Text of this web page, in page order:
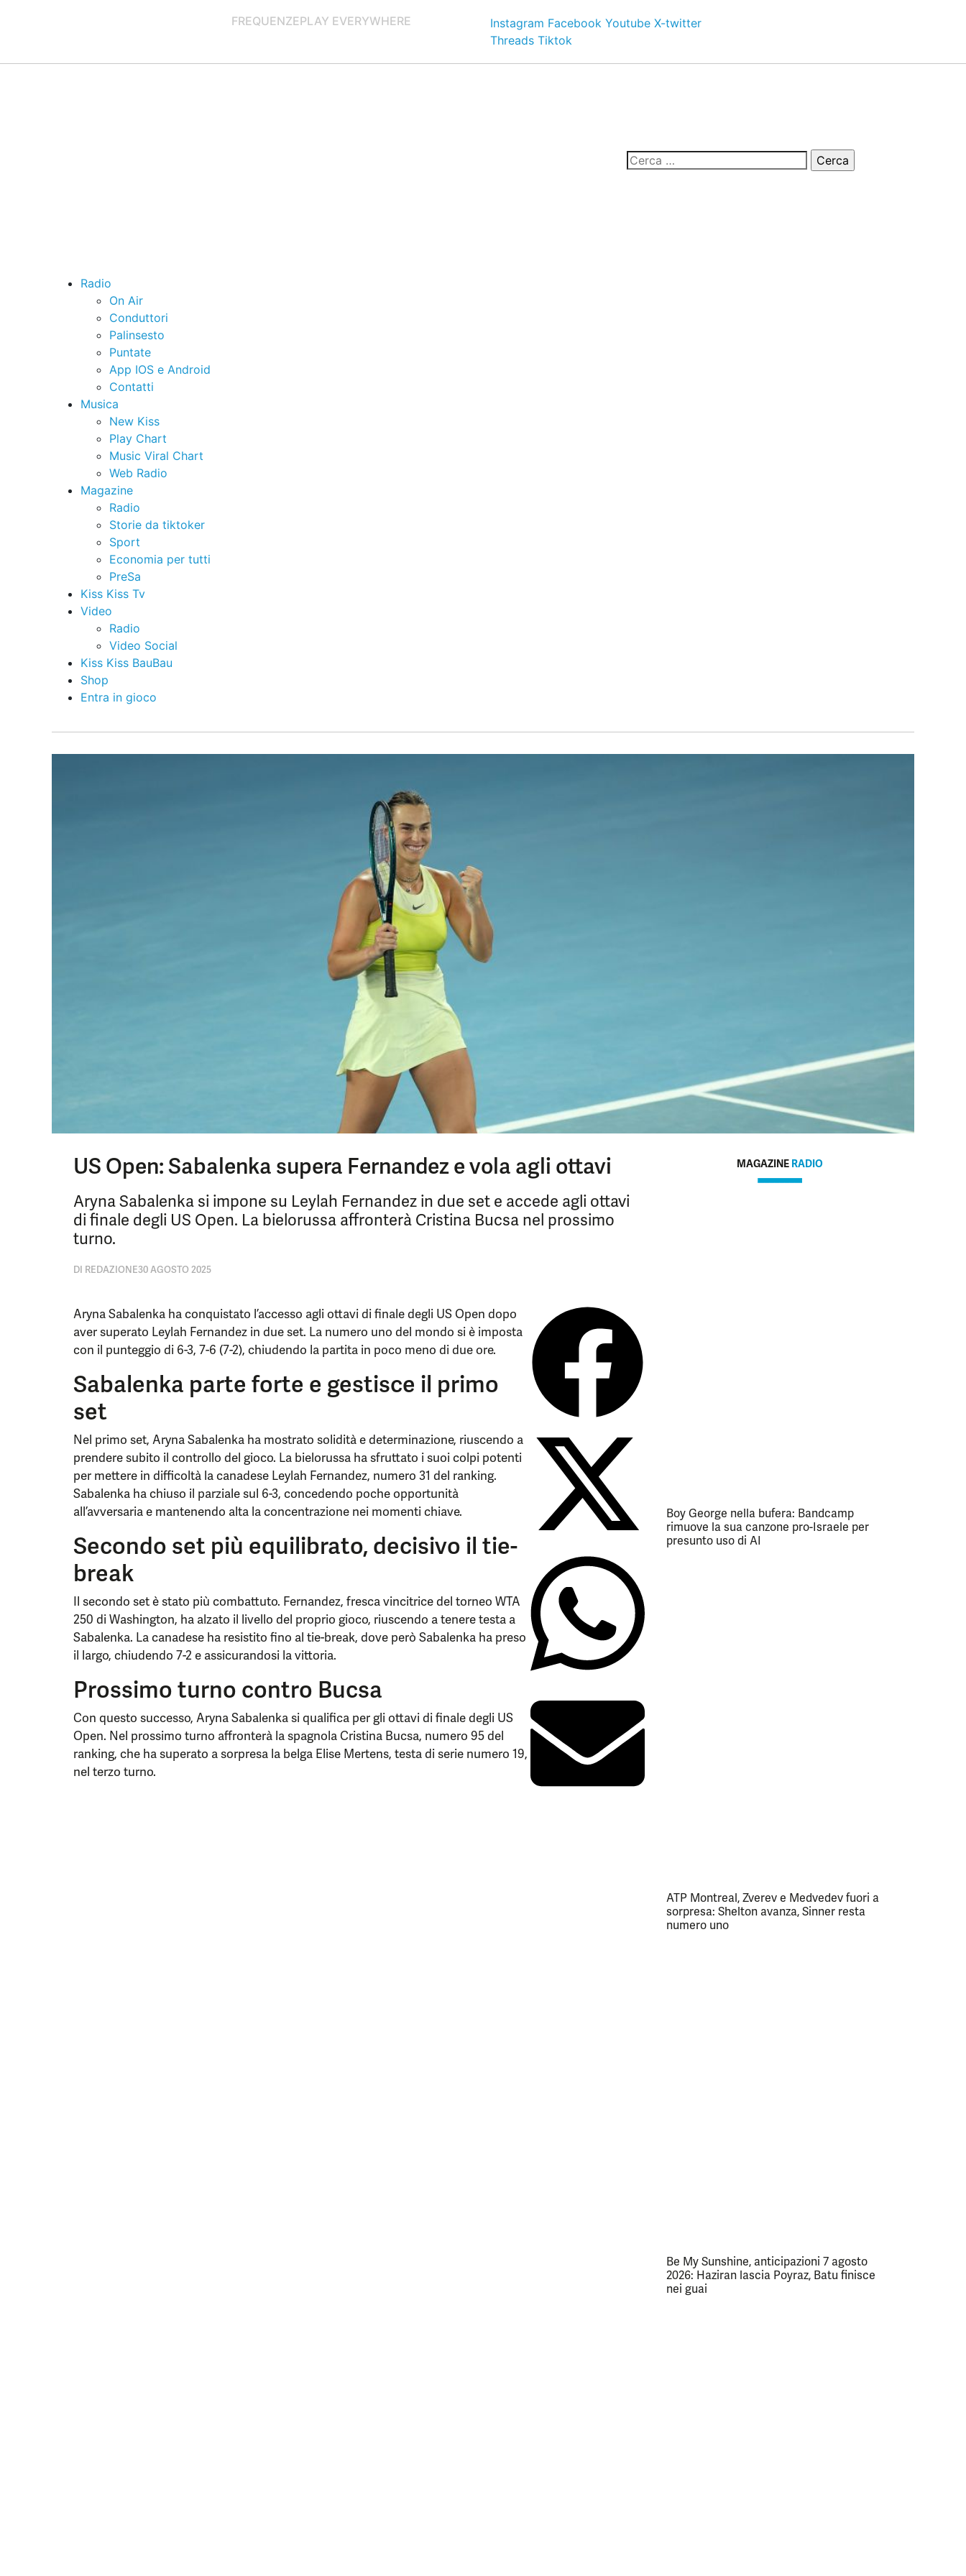
FREQUENZEPLAY EVERYWHERE Instagram Facebook Youtube X-twitter
Threads Tiktok
Radio
On Air
Conduttori
Palinsesto
Puntate
App IOS e Android
Contatti
Musica
New Kiss
Play Chart
Music Viral Chart
Web Radio
Magazine
Radio
Storie da tiktoker
Sport
Economia per tutti
PreSa
Kiss Kiss Tv
Video
Radio
Video Social
Kiss Kiss BauBau
Shop
Entra in gioco
US Open: Sabalenka supera Fernandez e vola agli ottavi
Aryna Sabalenka si impone su Leylah Fernandez in due set e accede agli ottavi
di finale degli US Open. La bielorussa affronterà Cristina Bucsa nel prossimo
turno.
DI REDAZIONE30 AGOSTO 2025
Aryna Sabalenka ha conquistato l’accesso agli ottavi di finale degli US Open dopo
aver superato Leylah Fernandez in due set. La numero uno del mondo si è imposta
con il punteggio di 6-3, 7-6 (7-2), chiudendo la partita in poco meno di due ore.
Sabalenka parte forte e gestisce il primo
set
Nel primo set, Aryna Sabalenka ha mostrato solidità e determinazione, riuscendo a
prendere subito il controllo del gioco. La bielorussa ha sfruttato i suoi colpi potenti
per mettere in difficoltà la canadese Leylah Fernandez, numero 31 del ranking.
Sabalenka ha chiuso il parziale sul 6-3, concedendo poche opportunità
all’avversaria e mantenendo alta la concentrazione nei momenti chiave.
Secondo set più equilibrato, decisivo il tie-
break
Il secondo set è stato più combattuto. Fernandez, fresca vincitrice del torneo WTA
250 di Washington, ha alzato il livello del proprio gioco, riuscendo a tenere testa a
Sabalenka. La canadese ha resistito fino al tie-break, dove però Sabalenka ha preso
il largo, chiudendo 7-2 e assicurandosi la vittoria.
Prossimo turno contro Bucsa
Con questo successo, Aryna Sabalenka si qualifica per gli ottavi di finale degli US
Open. Nel prossimo turno affronterà la spagnola Cristina Bucsa, numero 95 del
ranking, che ha superato a sorpresa la belga Elise Mertens, testa di serie numero 19,
nel terzo turno.
MAGAZINE RADIO
Boy George nella bufera: Bandcamp
rimuove la sua canzone pro-Israele per
presunto uso di AI
ATP Montreal, Zverev e Medvedev fuori a
sorpresa: Shelton avanza, Sinner resta
numero uno
Be My Sunshine, anticipazioni 7 agosto
2026: Haziran lascia Poyraz, Batu finisce
nei guai